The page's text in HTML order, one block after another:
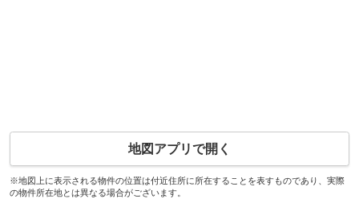
地図アプリで開く
※地図上に表示される物件の位置は付近住所に所在することを表すものであり、実際
の物件所在地とは異なる場合がございます。